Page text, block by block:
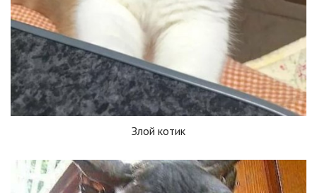
Злой котик